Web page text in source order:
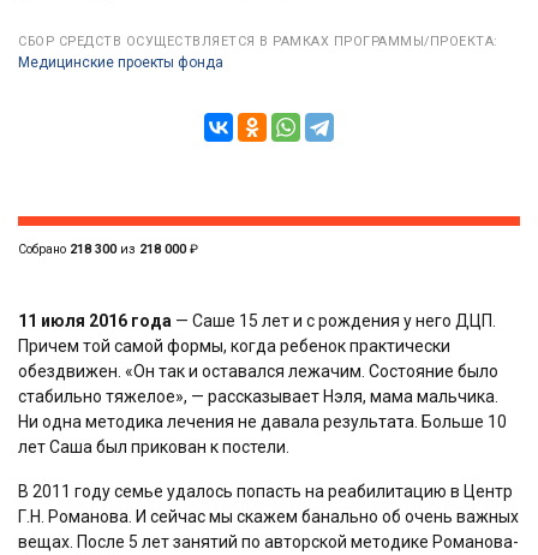
СБОР СРЕДСТВ ОСУЩЕСТВЛЯЕТСЯ В РАМКАХ ПРОГРАММЫ/ПРОЕКТА:
Медицинские проекты фонда
Собрано 218 300из 218 000₽
11 июля 2016 года — Саше 15 лет и с рождения у него ДЦП.
Причем той самой формы, когда ребенок практически
обездвижен. «Он так и оставался лежачим. Состояние было
стабильно тяжелое», — рассказывает Нэля, мама мальчика.
Ни одна методика лечения не давала результата. Больше 10
лет Саша был прикован к постели.
В 2011 году семье удалось попасть на реабилитацию в Центр
Г.Н. Романова. И сейчас мы скажем банально об очень важных
вещах. После 5 лет занятий по авторской методике Романова-